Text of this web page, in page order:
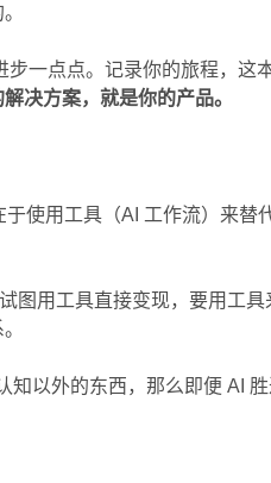
步一点点。记录你的旅程，这
决方案，就是你的产品。
使用工具（AI 工作流）来替
图用工具直接变现，要用工具
知以外的东西，那么即便 AI 胜